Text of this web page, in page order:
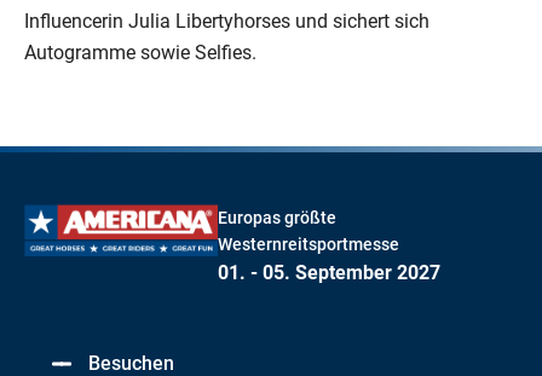
Influencerin Julia Libertyhorses und sichert sich
Autogramme sowie Selfies.
Europas größte
Westernreitsportmesse
01. - 05. September 2027
Besuchen